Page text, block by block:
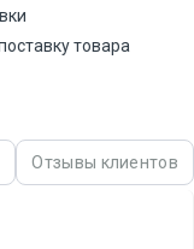
товара
Отзывы клиентов